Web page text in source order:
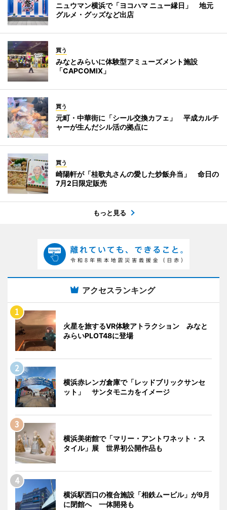
ニュウマン横浜で「ヨコハマ ニュー縁日」 地元
グルメ・グッズなど出店
買う
みなとみらいに体験型アミューズメント施設
「CAPCOMIX」
買う
元町・中華街に「シール交換カフェ」 平成カルチ
ャーが生んだシル活の拠点に
買う
崎陽軒が「桂歌丸さんの愛した炒飯弁当」 命日の
7月2日限定販売
もっと見る
アクセスランキング
火星を旅するVR体験アトラクション みなと
みらいPLOT48に登場
横浜赤レンガ倉庫で「レッドブリックサンセ
ット」 サンタモニカをイメージ
横浜美術館で「マリー・アントワネット・ス
タイル」展 世界初公開作品も
横浜駅西口の複合施設「相鉄ムービル」が9月
に閉館へ 一体開発も